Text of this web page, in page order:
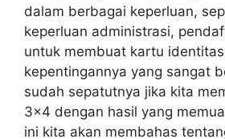
dalam berbagai keperluan,
keperluan administrasi,
untuk membuat kartu
kepentingannya yang sangat
sudah sepatutnya jika kita
3×4 dengan hasil yang
ini kita akan membahas